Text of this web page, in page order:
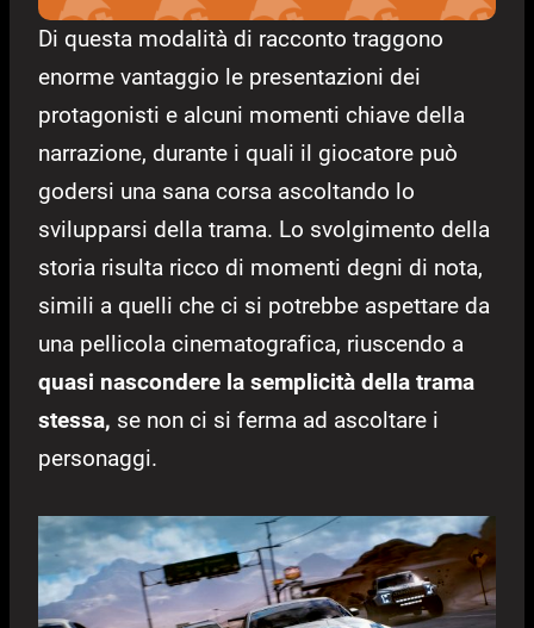
Di questa modalità di racconto traggono
enorme vantaggio le presentazioni dei
protagonisti e alcuni momenti chiave della
narrazione, durante i quali il giocatore può
godersi una sana corsa ascoltando lo
svilupparsi della trama. Lo svolgimento della
storia risulta ricco di momenti degni di nota,
simili a quelli che ci si potrebbe aspettare da
una pellicola cinematografica, riuscendo a
quasi nascondere la semplicità della trama
stessa, se non ci si ferma ad ascoltare i
personaggi.